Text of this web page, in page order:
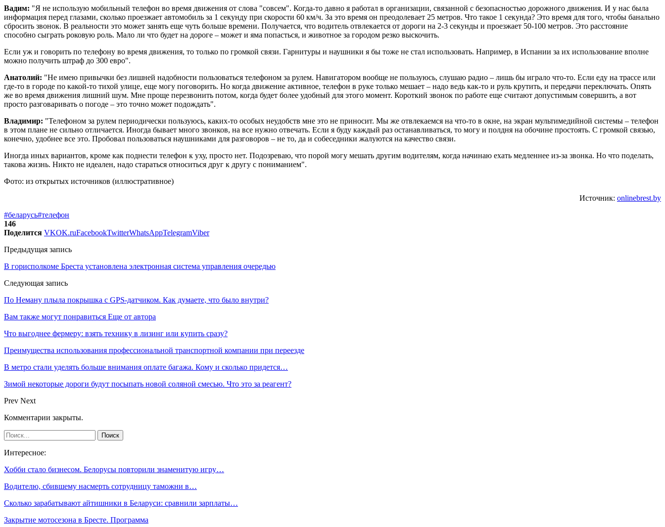
Вадим: "Я не использую мобильный телефон во время движения от слова "совсем". Когда-то давно я работал в организации, связанной с безопасностью дорожного движения. И у нас была
информация перед глазами, сколько проезжает автомобиль за 1 секунду при скорости 60 км/ч. За это время он преодолевает 25 метров. Что такое 1 секунда? Это время для того, чтобы банально
сбросить звонок. В реальности это может занять еще чуть больше времени. Получается, что водитель отвлекается от дороги на 2-3 секунды и проезжает 50-100 метров. Это расстояние
способно сыграть роковую роль. Мало ли что будет на дороге – может и яма попасться, и животное за городом резко выскочить.
Если уж и говорить по телефону во время движения, то только по громкой связи. Гарнитуры и наушники я бы тоже не стал использовать. Например, в Испании за их использование вполне
можно получить штраф до 300 евро".
Анатолий: "Не имею привычки без лишней надобности пользоваться телефоном за рулем. Навигатором вообще не пользуюсь, слушаю радио – лишь бы играло что-то. Если еду на трассе или
где-то в городе по какой-то тихой улице, еще могу поговорить. Но когда движение активное, телефон в руке только мешает – надо ведь как-то и руль крутить, и передачи переключать. Опять
же во время движения лишний шум. Мне проще перезвонить потом, когда будет более удобный для этого момент. Короткий звонок по работе еще считают допустимым совершить, а вот
просто разговаривать о погоде – это точно может подождать".
Владимир: "Телефоном за рулем периодически пользуюсь, каких-то особых неудобств мне это не приносит. Мы же отвлекаемся на что-то в окне, на экран мультимедийной системы – телефон
в этом плане не сильно отличается. Иногда бывает много звонков, на все нужно отвечать. Если я буду каждый раз останавливаться, то могу и полдня на обочине простоять. С громкой связью,
конечно, удобнее все это. Пробовал пользоваться наушниками для разговоров – не то, да и собеседники жалуются на качество связи.
Иногда иных вариантов, кроме как поднести телефон к уху, просто нет. Подозреваю, что порой могу мешать другим водителям, когда начинаю ехать медленнее из-за звонка. Но что поделать,
такова жизнь. Никто не идеален, надо стараться относиться друг к другу с пониманием".
Фото: из открытых источников (иллюстративное)
Источник: onlinebrest.by
#беларусь#телефон
146
Поделится VKOK.ruFacebookTwitterWhatsAppTelegramViber
Предыдущая запись
В горисполкоме Бреста установлена электронная система управления очередью
Следующая запись
По Неману плыла покрышка с GPS-датчиком. Как думаете, что было внутри?
Вам также могут понравиться Еще от автора
Что выгоднее фермеру: взять технику в лизинг или купить сразу?
Преимущества использования профессиональной транспортной компании при переезде
В метро стали уделять больше внимания оплате багажа. Кому и сколько придется…
Зимой некоторые дороги будут посыпать новой соляной смесью. Что это за реагент?
Prev Next
Комментарии закрыты.
Интересное:
Хобби стало бизнесом. Белорусы повторили знаменитую игру…
Водителю, сбившему насмерть сотрудницу таможни в…
Сколько зарабатывают айтишники в Беларуси: сравнили зарплаты…
Закрытие мотосезона в Бресте. Программа